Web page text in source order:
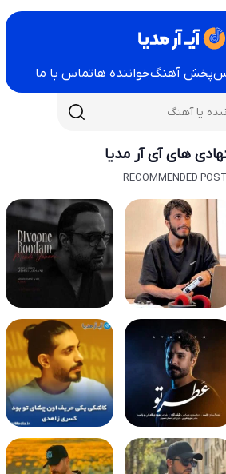
پخش آهنگخواننده هاتماس با ما
های آی آر مدیا
RECOMMENDED